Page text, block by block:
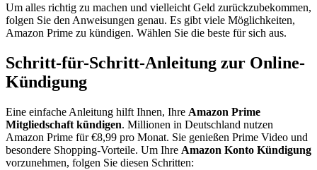
Um alles richtig zu machen und vielleicht Geld zurückzubekommen,
folgen Sie den Anweisungen genau. Es gibt viele Möglichkeiten,
Amazon Prime zu kündigen. Wählen Sie die beste für sich aus.
Schritt-für-Schritt-Anleitung zur Online-
Kündigung
Eine einfache Anleitung hilft Ihnen, Ihre Amazon Prime
Mitgliedschaft kündigen. Millionen in Deutschland nutzen
Amazon Prime für €8,99 pro Monat. Sie genießen Prime Video und
besondere Shopping-Vorteile. Um Ihre Amazon Konto Kündigung
vorzunehmen, folgen Sie diesen Schritten: